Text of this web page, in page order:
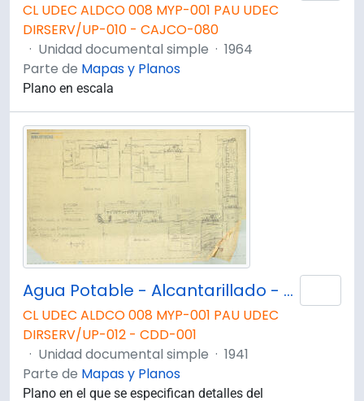
CL UDEC ALDCO 008 MYP-001 PAU UDEC
DIRSERV/UP-010 - CAJCO-080
· Unidad documental simple · 1964
Parte de Mapas y Planos
Plano en escala
Agua Potable - Alcantarillado - Gas. Plano H5
CL UDEC ALDCO 008 MYP-001 PAU UDEC
DIRSERV/UP-012 - CDD-001
· Unidad documental simple · 1941
Parte de Mapas y Planos
Plano en el que se especifican detalles del